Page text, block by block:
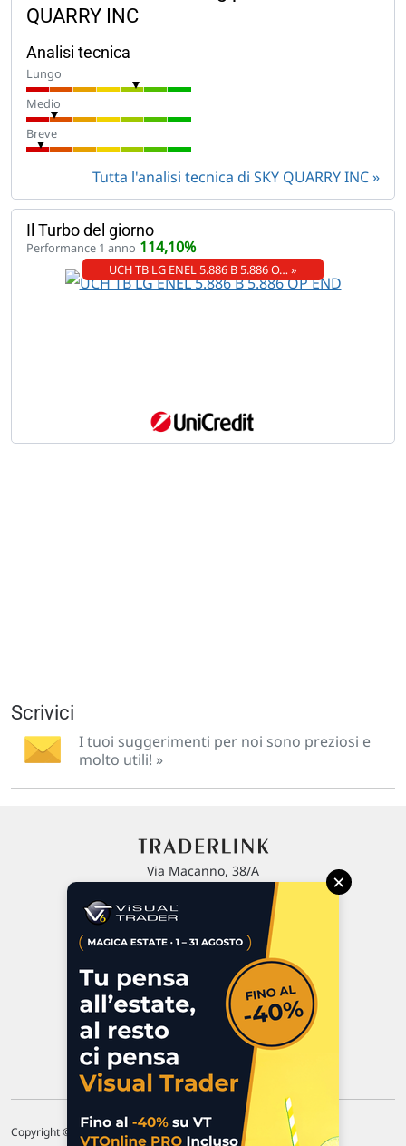
QUARRY INC
Analisi tecnica
Lungo
Medio
Breve
Tutta l'analisi tecnica di SKY QUARRY INC
Il Turbo del giorno
Performance 1 anno 114,10%
UCH TB LG ENEL 5.886 B 5.886 O… »
Scrivici
I tuoi suggerimenti per noi sono preziosi e
molto utili! »
Via Macanno, 38/A
P.IVA 02 452 460 401
Commenti e segnalazioni
Contattaci
Copyright © 1996-2026 Traderlink Italia s.r.l.
×